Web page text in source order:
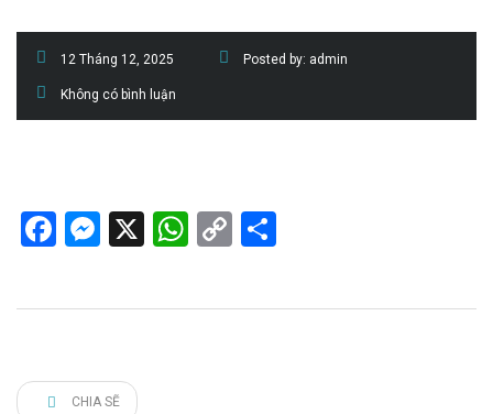
12 Tháng 12, 2025 Posted by: admin
Không có bình luận
Facebook
Messenger
X WhatsApp
Copy
CHIA SẼ